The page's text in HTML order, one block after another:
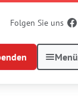
Folgen Sie uns
Menü